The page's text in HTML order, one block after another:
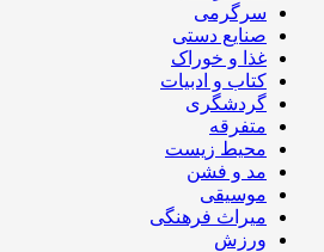
سرگرمی
صنایع دستی
غذا و خوراک
کتاب و ادبیات
گردشگری
متفرقه
محیط زیست
مد و فشن
موسیقی
میراث فرهنگی
ورزش